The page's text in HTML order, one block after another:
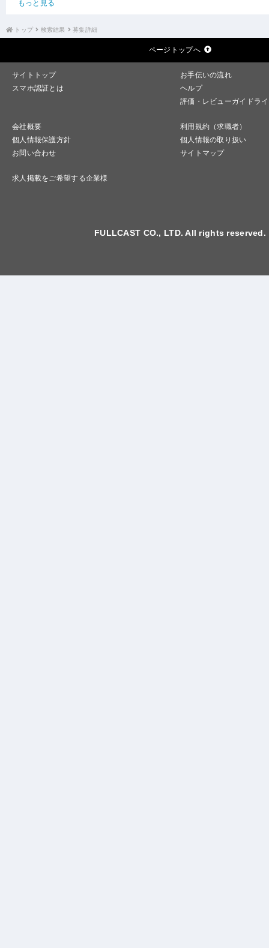
もっと見る
トップ 検索結果 募集詳細
ページトップへ
サイトトップ
お手伝いの流れ
スマホ認証とは
ヘルプ
評価・レビューガイドラ
会社概要
利用規約（求職者）
個人情報保護方針
個人情報の取り扱い
お問い合わせ
サイトマップ
求人掲載をご希望する企業様
FULLCAST CO., LTD. All rights reserved.